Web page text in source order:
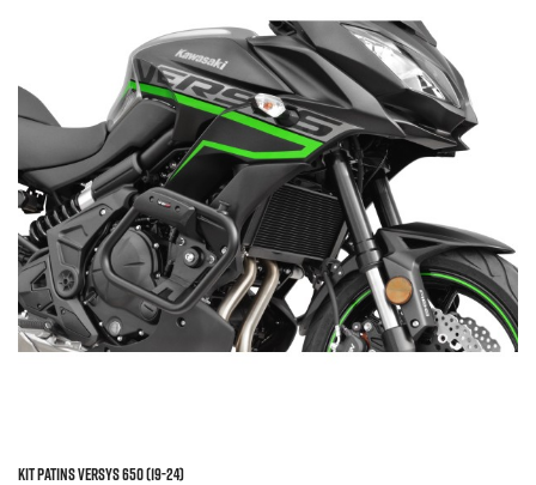
KIT PATINS VERSYS 650 (19-24)